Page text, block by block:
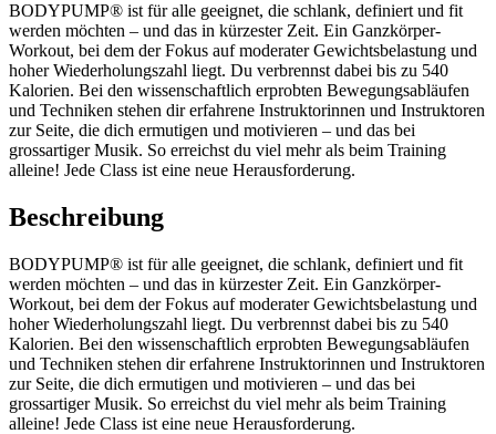
BODYPUMP® ist für alle geeignet, die schlank, definiert und fit
werden möchten – und das in kürzester Zeit. Ein Ganzkörper-
Workout, bei dem der Fokus auf moderater Gewichtsbelastung und
hoher Wiederholungszahl liegt. Du verbrennst dabei bis zu 540
Kalorien. Bei den wissenschaftlich erprobten Bewegungsabläufen
und Techniken stehen dir erfahrene Instruktorinnen und Instruktoren
zur Seite, die dich ermutigen und motivieren – und das bei
grossartiger Musik. So erreichst du viel mehr als beim Training
alleine! Jede Class ist eine neue Herausforderung.
Beschreibung
BODYPUMP® ist für alle geeignet, die schlank, definiert und fit
werden möchten – und das in kürzester Zeit. Ein Ganzkörper-
Workout, bei dem der Fokus auf moderater Gewichtsbelastung und
hoher Wiederholungszahl liegt. Du verbrennst dabei bis zu 540
Kalorien. Bei den wissenschaftlich erprobten Bewegungsabläufen
und Techniken stehen dir erfahrene Instruktorinnen und Instruktoren
zur Seite, die dich ermutigen und motivieren – und das bei
grossartiger Musik. So erreichst du viel mehr als beim Training
alleine! Jede Class ist eine neue Herausforderung.